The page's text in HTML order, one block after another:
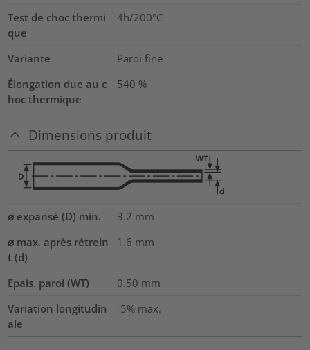
Test de choc thermi
que
4h/200°C
Variante
Paroi fine
Élongation due au c
hoc thermique
540 %
Dimensions produit
⌀ expansé (D) min. 3.2 mm
⌀ max. après rétrein
t (d)
1.6 mm
Epais. paroi (WT) 0.50 mm
Variation longitudin
ale
-5% max.